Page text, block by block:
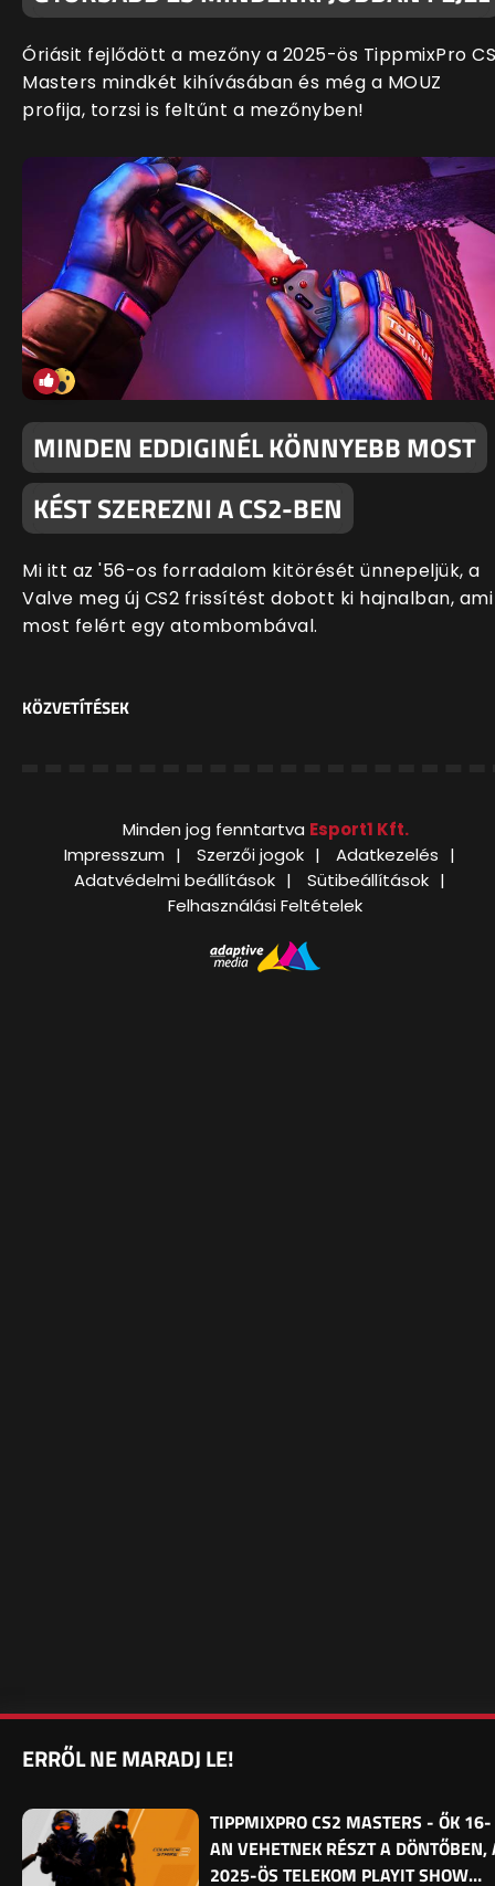
Óriásit fejlődött a mezőny a 2025-ös TippmixPro
Masters mindkét kihívásában és még a MOUZ
profija, torzsi is feltűnt a mezőnyben!
MINDEN EDDIGINÉL KÖNNYEBB MOST
KÉST SZEREZNI A CS2-BEN
Mi itt az '56-os forradalom kitörését ünnepeljük, a
Valve meg új CS2 frissítést dobott ki hajnalban, ami
most felért egy atombombával.
KÖZVETÍTÉSEK
Minden jog fenntartva Esport1 Kft.
Impresszum
Szerzői jogok
Adatkezelés
Adatvédelmi beállítások
Sütibeállítások
Felhasználási Feltételek
ERRŐL NE MARADJ LE!
TIPPMIXPRO CS2 MASTERS - ŐK 16-
AN VEHETNEK RÉSZT A DÖNTŐBEN,
2025-ÖS TELEKOM PLAYIT SHOW…